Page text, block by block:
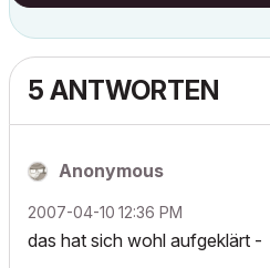
5 ANTWORTEN
Anonymous
‎2007-04-10 12:36 PM
das hat sich wohl aufgeklärt -